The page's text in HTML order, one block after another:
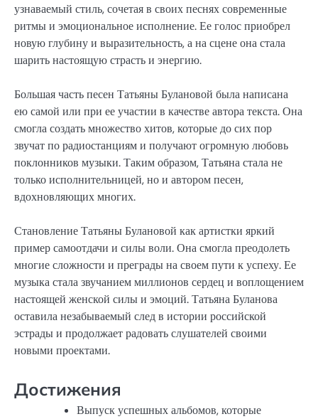
узнаваемый стиль, сочетая в своих песнях современные
ритмы и эмоциональное исполнение. Ее голос приобрел
новую глубину и выразительность, а на сцене она стала
шарить настоящую страсть и энергию.
Большая часть песен Татьяны Булановой была написана
ею самой или при ее участии в качестве автора текста. Она
смогла создать множество хитов, которые до сих пор
звучат по радиостанциям и получают огромную любовь
поклонников музыки. Таким образом, Татьяна стала не
только исполнительницей, но и автором песен,
вдохновляющих многих.
Становление Татьяны Булановой как артистки яркий
пример самоотдачи и силы воли. Она смогла преодолеть
многие сложности и преграды на своем пути к успеху. Ее
музыка стала звучанием миллионов сердец и воплощением
настоящей женской силы и эмоций. Татьяна Буланова
оставила незабываемый след в истории российской
эстрады и продолжает радовать слушателей своими
новыми проектами.
Достижения
Выпуск успешных альбомов, которые